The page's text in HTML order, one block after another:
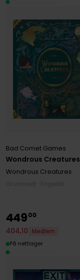
Wondrous Creatures
Bad Comet Games
Wondrous Creatures
44900
404,10
Medlem
På nettlager